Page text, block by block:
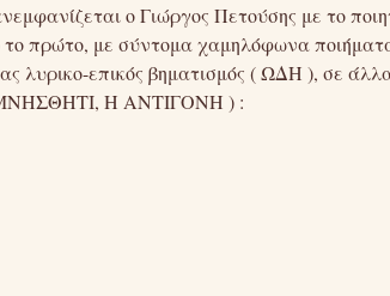
ο Γιώργος Πετούσης με το
το πρώτο, με σύντομα χαμηλόφωνα
λυρικο-επικός βηματισμός ( ΩΔΗ ), σε
ΜΝΗΣΘΗΤΙ, Η ΑΝΤΙΓΟΝΗ ) :